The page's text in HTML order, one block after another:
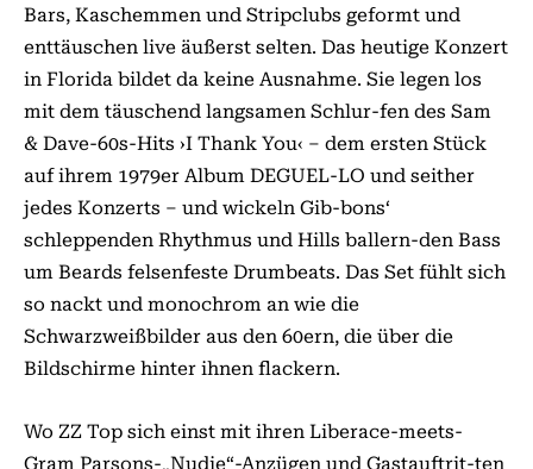
Bars, Kaschemmen und Stripclubs geformt und
enttäuschen live äußerst selten. Das heutige Konzert
in Florida bildet da keine Ausnahme. Sie legen los
mit dem täuschend langsamen Schlur-fen des Sam
& Dave-60s-Hits ›I Thank You‹ – dem ersten Stück
auf ihrem 1979er Album DEGUEL-LO und seither
jedes Konzerts – und wickeln Gib-bons‘
schleppenden Rhythmus und Hills ballern-den Bass
um Beards felsenfeste Drumbeats. Das Set fühlt sich
so nackt und monochrom an wie die
Schwarzweißbilder aus den 60ern, die über die
Bildschirme hinter ihnen flackern.
Wo ZZ Top sich einst mit ihren Liberace-meets-
Gram Parsons-„Nudie“-Anzügen und Gastauftrit-ten